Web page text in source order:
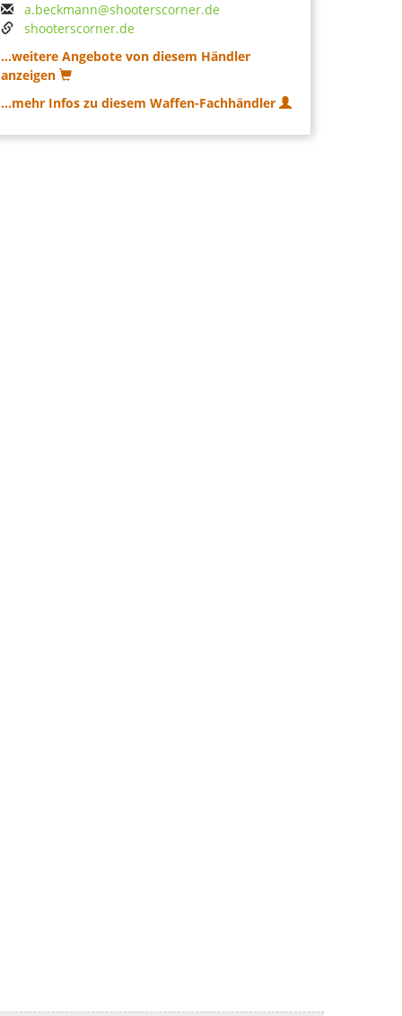
a.beckmann@shooterscorner.de
shooterscorner.de
...weitere Angebote von diesem Händler
anzeigen
...mehr Infos zu diesem Waffen-Fachhändler